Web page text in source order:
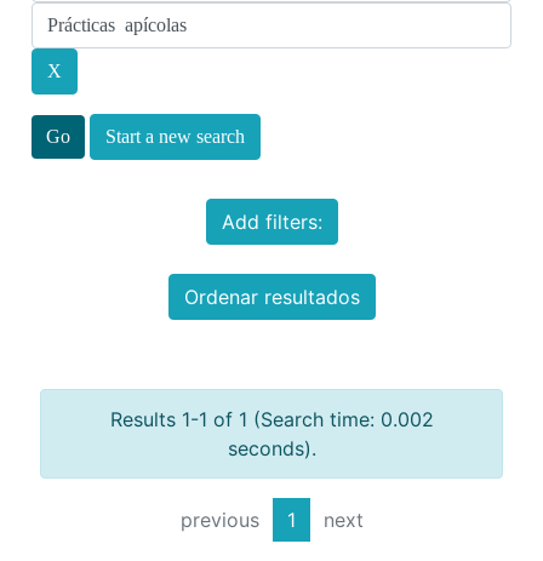
Start a new search
Add filters:
Ordenar resultados
Results 1-1 of 1 (Search time: 0.002
seconds).
previous 1 next